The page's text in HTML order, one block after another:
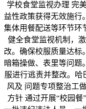
学校食堂监视办理 完
益性政策获得无效施行
集体用餐配送等环节环
健全食堂监视机制，
改。确保校服质量达标
暗箱操做、表里等问题
服进行逃责并整改。哈
风及 问题专项整治工
方针 通过开展“校园